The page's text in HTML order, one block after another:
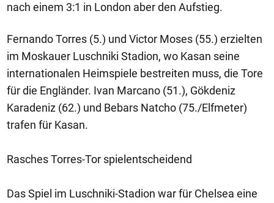
nach einem 3:1 in London aber den Aufstieg.
Fernando Torres (5.) und Victor Moses (55.) erzielten
im Moskauer Luschniki Stadion, wo Kasan seine
internationalen Heimspiele bestreiten muss, die Tore
für die Engländer. Ivan Marcano (51.), Gökdeniz
Karadeniz (62.) und Bebars Natcho (75./Elfmeter)
trafen für Kasan.
Rasches Torres-Tor spielentscheidend
Das Spiel im Luschniki-Stadion war für Chelsea eine